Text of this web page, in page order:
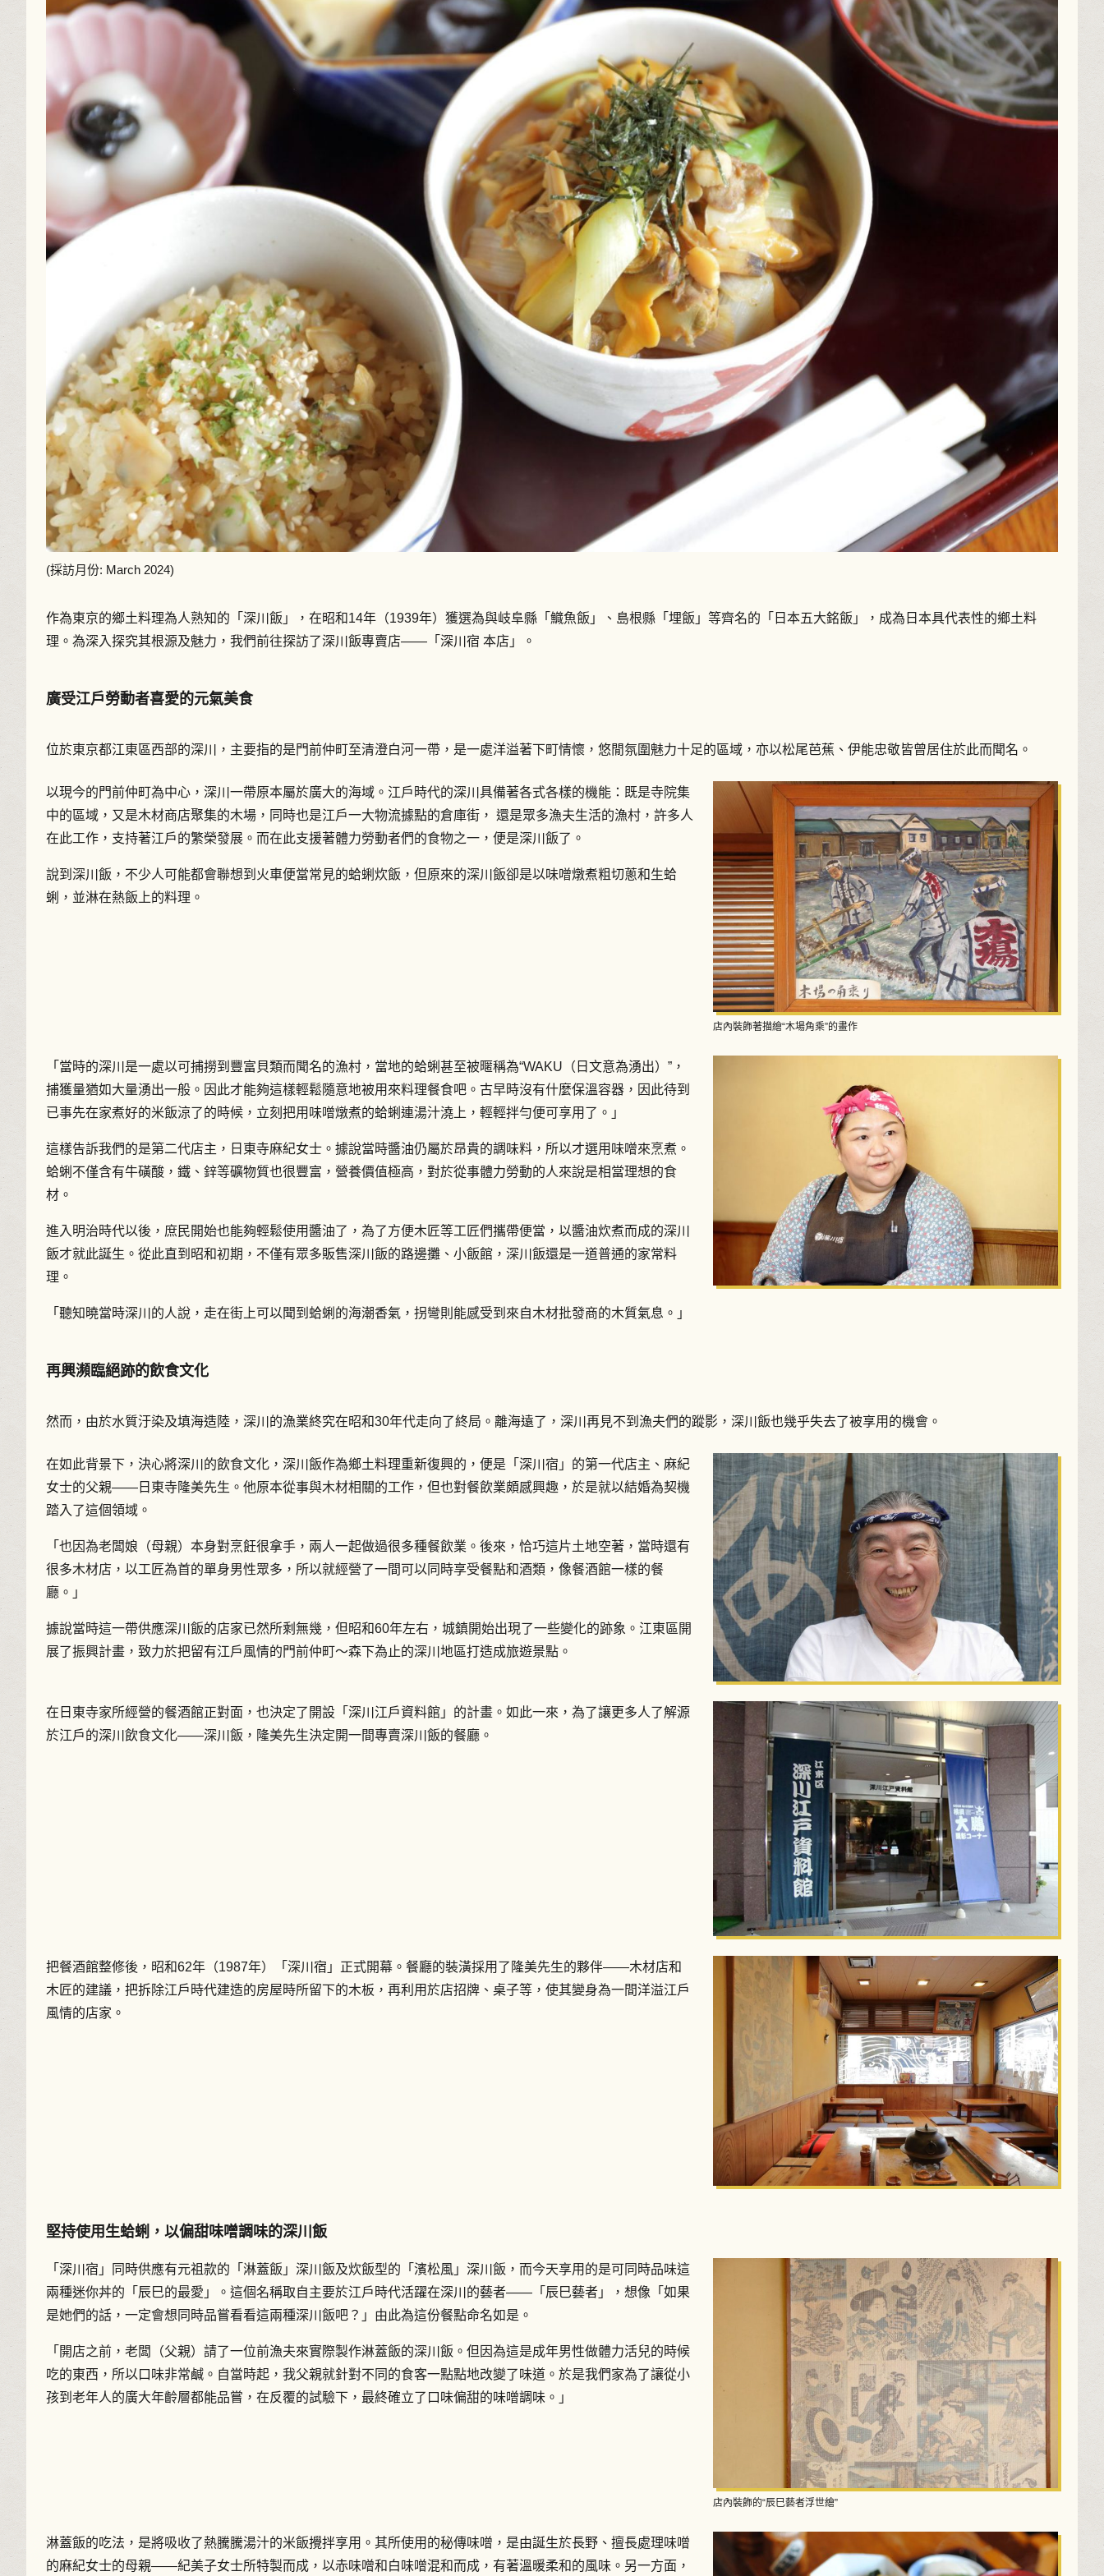
(採訪月份: March 2024)
作為東京的鄉土料理為人熟知的「深川飯」，在昭和14年（1939年）獲選為與岐阜縣「鱵魚飯」、島根縣「埋飯」等齊名的「日本五大銘飯」，成為日本具代表性的鄉土料
理。為深入探究其根源及魅力，我們前往探訪了深川飯專賣店——「深川宿 本店」。
廣受江戶勞動者喜愛的元氣美食
位於東京都江東區西部的深川，主要指的是門前仲町至清澄白河一帶，是一處洋溢著下町情懷，悠閒氛圍魅力十足的區域，亦以松尾芭蕉、伊能忠敬皆曾居住於此而聞名。
店內裝飾著描繪“木場角乘”的畫作
以現今的門前仲町為中心，深川一帶原本屬於廣大的海域。江戶時代的深川具備著各式各樣的機能：既是寺院集
中的區域，又是木材商店聚集的木場，同時也是江戶一大物流據點的倉庫街， 還是眾多漁夫生活的漁村，許多人
在此工作，支持著江戶的繁榮發展。而在此支援著體力勞動者們的食物之一，便是深川飯了。
說到深川飯，不少人可能都會聯想到火車便當常見的蛤蜊炊飯，但原來的深川飯卻是以味噌燉煮粗切蔥和生蛤
蜊，並淋在熱飯上的料理。
「當時的深川是一處以可捕撈到豐富貝類而聞名的漁村，當地的蛤蜊甚至被暱稱為“WAKU（日文意為湧出）”，
捕獲量猶如大量湧出一般。因此才能夠這樣輕鬆隨意地被用來料理餐食吧。古早時沒有什麼保溫容器，因此待到
已事先在家煮好的米飯涼了的時候，立刻把用味噌燉煮的蛤蜊連湯汁澆上，輕輕拌勻便可享用了。」
這樣告訴我們的是第二代店主，日東寺麻紀女士。據說當時醬油仍屬於昂貴的調味料，所以才選用味噌來烹煮。
蛤蜊不僅含有牛磺酸，鐵、鋅等礦物質也很豐富，營養價值極高，對於從事體力勞動的人來說是相當理想的食
材。
進入明治時代以後，庶民開始也能夠輕鬆使用醬油了，為了方便木匠等工匠們攜帶便當，以醬油炊煮而成的深川
飯才就此誕生。從此直到昭和初期，不僅有眾多販售深川飯的路邊攤、小飯館，深川飯還是一道普通的家常料
理。
「聽知曉當時深川的人說，走在街上可以聞到蛤蜊的海潮香氣，拐彎則能感受到來自木材批發商的木質氣息。」
再興瀕臨絕跡的飲食文化
然而，由於水質汙染及填海造陸，深川的漁業終究在昭和30年代走向了終局。離海遠了，深川再見不到漁夫們的蹤影，深川飯也幾乎失去了被享用的機會。
在如此背景下，決心將深川的飲食文化，深川飯作為鄉土料理重新復興的，便是「深川宿」的第一代店主、麻紀
女士的父親——日東寺隆美先生。他原本從事與木材相關的工作，但也對餐飲業頗感興趣，於是就以結婚為契機
踏入了這個領域。
「也因為老闆娘（母親）本身對烹飪很拿手，兩人一起做過很多種餐飲業。後來，恰巧這片土地空著，當時還有
很多木材店，以工匠為首的單身男性眾多，所以就經營了一間可以同時享受餐點和酒類，像餐酒館一樣的餐
廳。」
據說當時這一帶供應深川飯的店家已然所剩無幾，但昭和60年左右，城鎮開始出現了一些變化的跡象。江東區開
展了振興計畫，致力於把留有江戶風情的門前仲町〜森下為止的深川地區打造成旅遊景點。
在日東寺家所經營的餐酒館正對面，也決定了開設「深川江戶資料館」的計畫。如此一來，為了讓更多人了解源
於江戶的深川飲食文化——深川飯，隆美先生決定開一間專賣深川飯的餐廳。
把餐酒館整修後，昭和62年（1987年）「深川宿」正式開幕。餐廳的裝潢採用了隆美先生的夥伴——木材店和
木匠的建議，把拆除江戶時代建造的房屋時所留下的木板，再利用於店招牌、桌子等，使其變身為一間洋溢江戶
風情的店家。
堅持使用生蛤蜊，以偏甜味噌調味的深川飯
店內裝飾的“辰巳藝者浮世繪”
「深川宿」同時供應有元祖款的「淋蓋飯」深川飯及炊飯型的「濱松風」深川飯，而今天享用的是可同時品味這
兩種迷你丼的「辰巳的最愛」。這個名稱取自主要於江戶時代活躍在深川的藝者——「辰巳藝者」，想像「如果
是她們的話，一定會想同時品嘗看看這兩種深川飯吧？」由此為這份餐點命名如是。
「開店之前，老闆（父親）請了一位前漁夫來實際製作淋蓋飯的深川飯。但因為這是成年男性做體力活兒的時候
吃的東西，所以口味非常鹹。自當時起，我父親就針對不同的食客一點點地改變了味道。於是我們家為了讓從小
孩到老年人的廣大年齡層都能品嘗，在反覆的試驗下，最終確立了口味偏甜的味噌調味。」
淋蓋飯的吃法，是將吸收了熱騰騰湯汁的米飯攪拌享用。其所使用的秘傳味噌，是由誕生於長野、擅長處理味噌
的麻紀女士的母親——紀美子女士所特製而成，以赤味噌和白味噌混和而成，有著溫暖柔和的風味。另一方面，